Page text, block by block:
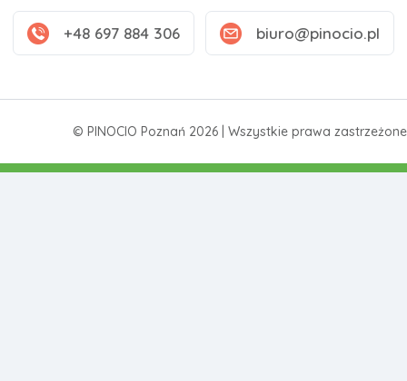
+48 697 884 306 biuro@pinocio.pl
© PINOCIO Poznań 2026 | Wszystkie prawa zastrzeżone